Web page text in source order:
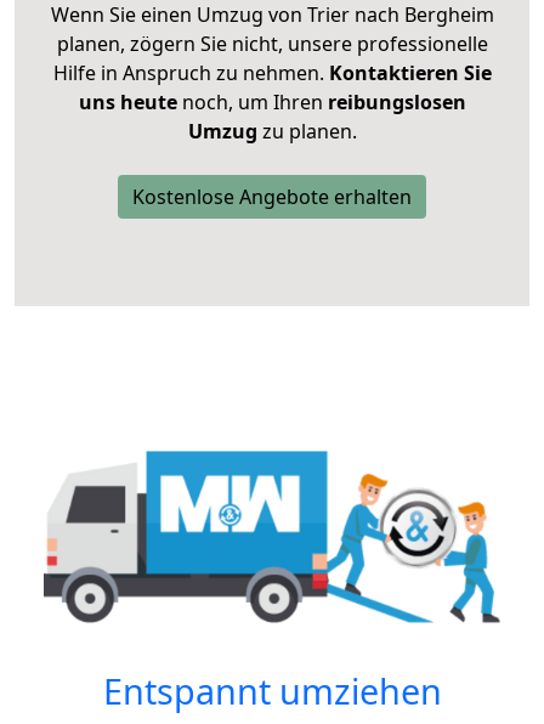
Wenn Sie einen Umzug von Trier nach Bergheim
planen, zögern Sie nicht, unsere professionelle
Hilfe in Anspruch zu nehmen. Kontaktieren Sie
uns heutenoch, um Ihren reibungslosen
Umzug zu planen.
Kostenlose Angebote erhalten
Entspannt umziehen